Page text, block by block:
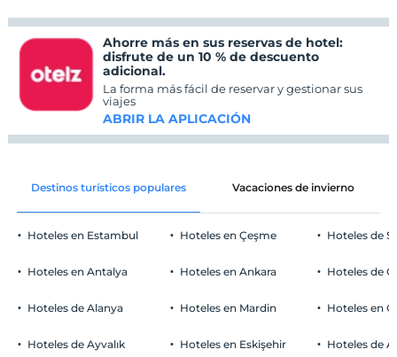
Ahorre más en sus reservas de hotel:
disfrute de un 10 % de descuento
adicional.
La forma más fácil de reservar y gestionar sus
viajes
ABRIR LA APLICACIÓN
Destinos turísticos populares Vacaciones de invierno
Hoteles en Estambul
Hoteles en Antalya
Hoteles de Alanya
Hoteles de Ayvalık
Hoteles en Çeşme
Hoteles en Ankara
Hoteles en Mardin
Hoteles en Eskişehir
Hoteles de
Hoteles de
Hoteles en
Hoteles de